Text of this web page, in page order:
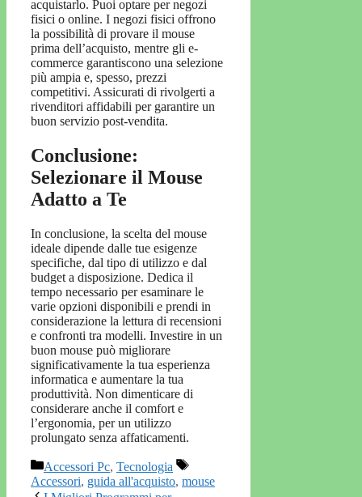
acquistarlo. Puoi optare per negozi
fisici o online. I negozi fisici offrono
la possibilità di provare il mouse
prima dell’acquisto, mentre gli e-
commerce garantiscono una selezione
più ampia e, spesso, prezzi
competitivi. Assicurati di rivolgerti a
rivenditori affidabili per garantire un
buon servizio post-vendita.
Conclusione:
Selezionare il Mouse
Adatto a Te
In conclusione, la scelta del mouse
ideale dipende dalle tue esigenze
specifiche, dal tipo di utilizzo e dal
budget a disposizione. Dedica il
tempo necessario per esaminare le
varie opzioni disponibili e prendi in
considerazione la lettura di recensioni
e confronti tra modelli. Investire in un
buon mouse può migliorare
significativamente la tua esperienza
informatica e aumentare la tua
produttività. Non dimenticare di
considerare anche il comfort e
l’ergonomia, per un utilizzo
prolungato senza affaticamenti.
Categorie
Accessori Pc, Tecnologia
Tag
Accessori, guida all'acquisto, mouse